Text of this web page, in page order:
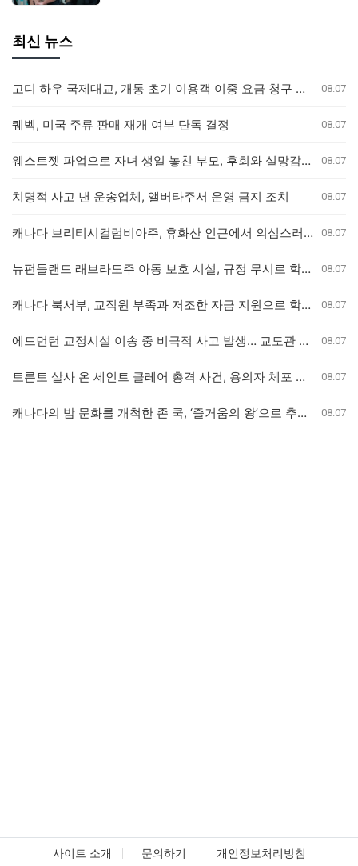
최신 뉴스
고디 하우 국제대교, 개통 초기 이용객 이중 요금 청구 의혹 제기 08.07
퀘벡, 미국 주류 판매 재개 여부 단독 결정 08.07
웨스트젯 파업으로 자녀 생일 놓친 부모, 후회와 실망감 호소 08.07
치명적 사고 낸 운송업체, 앨버타주서 운영 금지 조치 08.07
캐나다 브리티시컬럼비아주, 휴화산 인근에서 의심스러운 산불 잇따라 발생 08.07
뉴펀들랜드 래브라도주 아동 보호 시설, 규정 무시로 학대 사건 은폐 의혹 08.07
캐나다 북서부, 교직원 부족과 저조한 자금 지원으로 학교 결석률 심화 우려 08.07
에드먼턴 교정시설 이송 중 비극적 사고 발생… 교도관 2명 및 수감자 1명 사망 08.07
토론토 살사 온 세인트 클레어 총격 사건, 용의자 체포 발표 예정 08.07
캐나다의 밤 문화를 개척한 존 쿡, ‘즐거움의 왕’으로 추모받다 08.07
사이트 소개 문의하기 개인정보처리방침